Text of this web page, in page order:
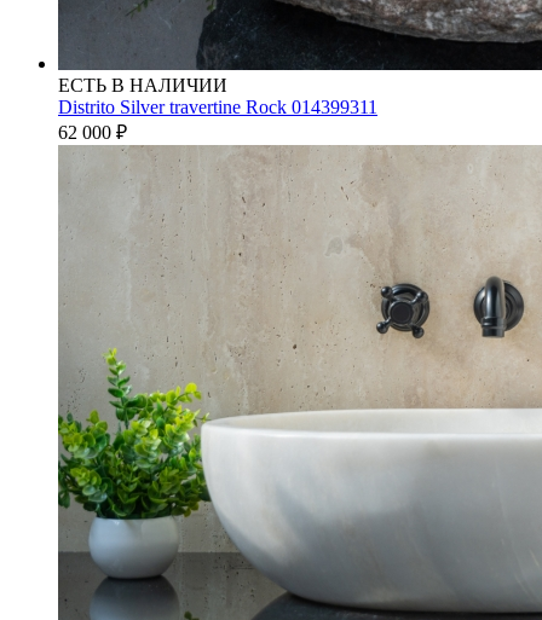
ЕСТЬ В НАЛИЧИИ
Distrito Silver travertine Rock 014399311
62 000 ₽